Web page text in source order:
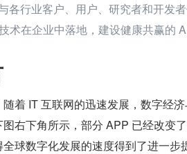
各行业客户、用户、研究者和开发
术在企业中落地，建设健康共赢的
着 IT 互联网的迅速发展，数字经
右下角所示，部分 APP 已经改变
球数字化发展的速度得到了进一